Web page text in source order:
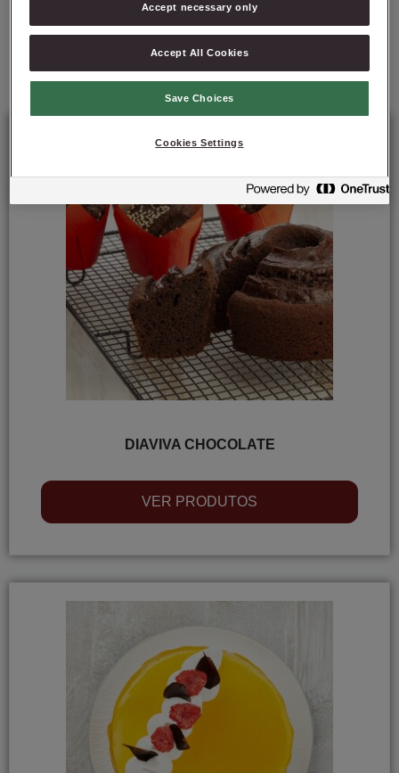
Mais soluções para si
DIAVIVA CHOCOLATE
VER PRODUTOS
Accept necessary only
Accept All Cookies
Save Choices
Cookies Settings